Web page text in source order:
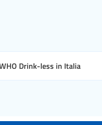
Drink-less in Italia